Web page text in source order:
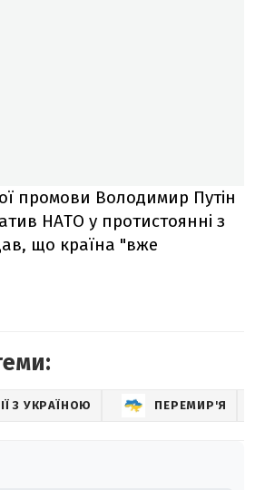
промови Володимир Путін
НАТО у протистоянні з
що країна "вже
З УКРАЇНОЮ ПЕРЕМИР'Я